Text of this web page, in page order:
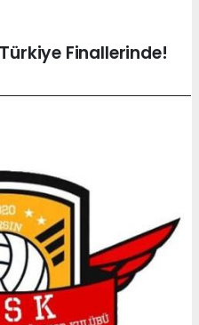
Finallerinde!